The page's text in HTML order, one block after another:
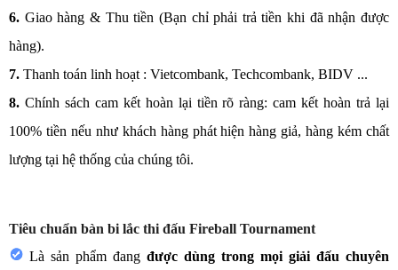
6. Giao hàng & Thu tiền (Bạn chỉ phải trả tiền khi đã nhận được
hàng).
7. Thanh toán linh hoạt : Vietcombank, Techcombank, BIDV ...
8. Chính sách cam kết hoàn lại tiền rõ ràng: cam kết hoàn trả lại
100% tiền nếu như khách hàng phát hiện hàng giả, hàng kém chất
lượng tại hệ thống của chúng tôi.
Tiêu chuẩn bàn bi lắc thi đấu Fireball Tournament
Là sản phẩm đang được dùng trong mọi giải đấu chuyên